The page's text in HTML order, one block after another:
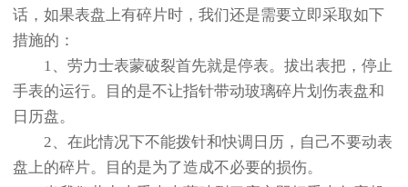
话，如果表盘上有碎片时，我们还是需要立即采取如下
措施的：
1、劳力士表蒙破裂首先就是停表。拔出表把，停止
手表的运行。目的是不让指针带动玻璃碎片划伤表盘和
日历盘。
2、在此情况下不能拨针和快调日历，自己不要动表
盘上的碎片。目的是为了造成不必要的损伤。